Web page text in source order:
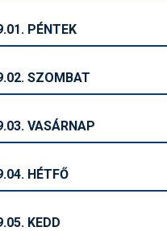
PÉNTEK
SZOMBAT
VASÁRNAP
HÉTFŐ
KEDD